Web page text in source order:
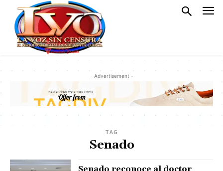
- Advertisement -
TAG
Senado